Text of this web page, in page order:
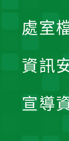
處室
資訊
宣導